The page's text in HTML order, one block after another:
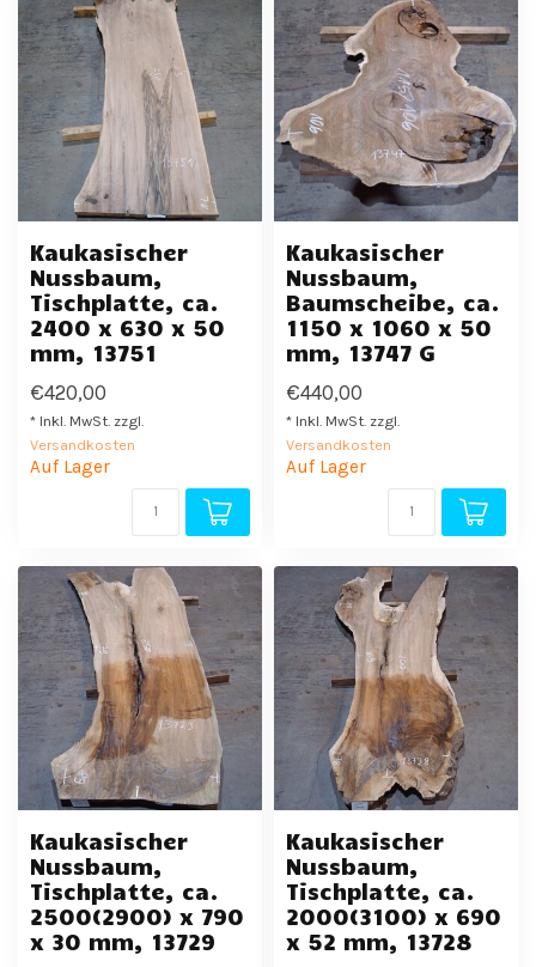
Kaukasischer
Nussbaum,
Tischplatte, ca.
2400 x 630 x 50
mm, 13751
€420,00
* Inkl. MwSt. zzgl.
Versandkosten
Auf Lager
Kaukasischer
Nussbaum,
Baumscheibe, ca.
1150 x 1060 x 50
mm, 13747 G
€440,00
* Inkl. MwSt. zzgl.
Versandkosten
Auf Lager
Kaukasischer
Nussbaum,
Tischplatte, ca.
2500(2900) x 790
x 30 mm, 13729
Kaukasischer
Nussbaum,
Tischplatte, ca.
2000(3100) x 690
x 52 mm, 13728